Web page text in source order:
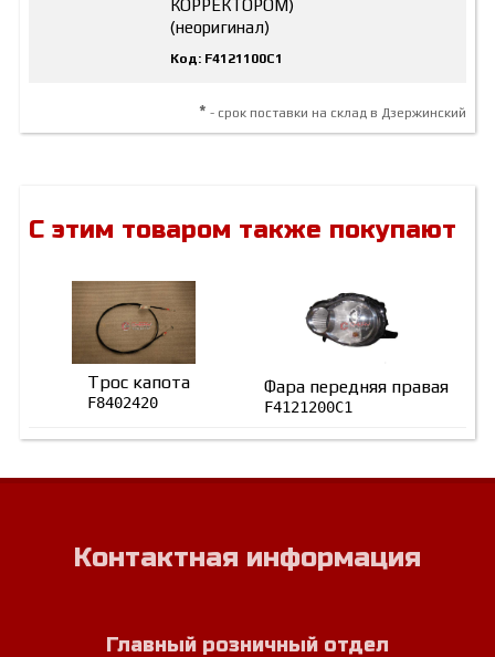
КОРРЕКТОРОМ)
(неоригинал)
Код: F4121100C1
* - срок поставки на склад в Дзержинский
С этим товаром также покупают
Трос капота
F8402420
Фара передняя правая
F4121200C1
Контактная информация
Главный розничный отдел